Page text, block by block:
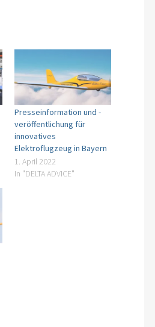
Presseinformation und -
veröffentlichung für
innovatives
Elektroflugzeug in Bayern
1. April 2022
In "DELTA ADVICE"